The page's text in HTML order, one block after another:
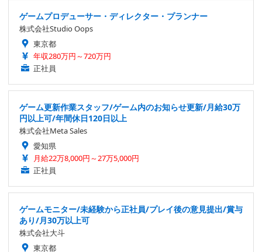
ゲームプロデューサー・ディレクター・プランナー
株式会社Studio Oops
東京都
年収280万円～720万円
正社員
ゲーム更新作業スタッフ/ゲーム内のお知らせ更新/月給30万
円以上可/年間休日120日以上
株式会社Meta Sales
愛知県
月給22万8,000円～27万5,000円
正社員
ゲームモニター/未経験から正社員/プレイ後の意見提出/賞与
あり/月30万以上可
株式会社大斗
東京都